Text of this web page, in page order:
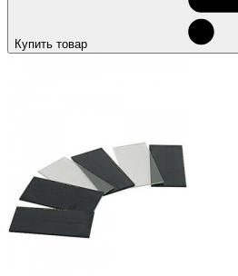
Купить товар